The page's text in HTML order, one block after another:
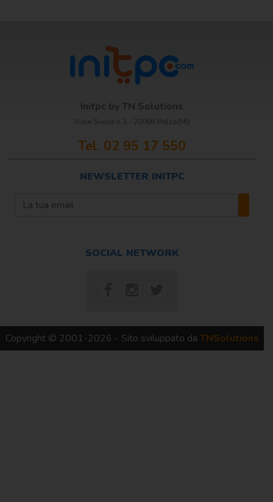
Initpc by TN Solutions
Viale Svezia n.3 - 20066 Melzo(MI)
Tel. 02 95 17 550
NEWSLETTER INITPC
SOCIAL NETWORK
Copyright © 2001-2026 - Sito sviluppato da TNSolutions